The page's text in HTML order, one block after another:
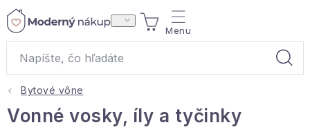
Prejsť
obsah
NÁKUPNÝ
KOŠÍK
Akcie a výpredaj
Bytové vône
Vonné vosky, íly a tyčinky